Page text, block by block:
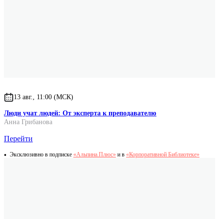
13 авг., 11:00 (МСК)
Люди учат людей: От эксперта к преподавателю
Анна Грибанова
Перейти
Эксклюзивно в подписке «Альпина.Плюс» и в «Корпоративной Библиотеке»